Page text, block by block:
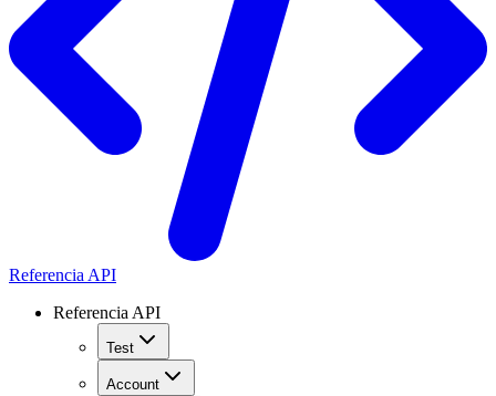
Referencia API
Referencia API
Test
Account